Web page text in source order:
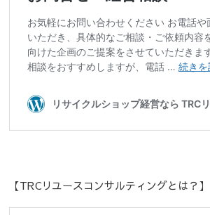
【TRCリユースコンサルティングとは？】